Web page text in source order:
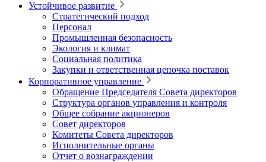
Устойчивое развитие
Стратегический подход
Персонал
Промышленная безопасность
Экология и климат
Социальная политика
Закупки и ответственная цепочка поставок
Корпоративное управление
Обращение Председателя Совета директоров
Структура органов управления и контроля
Общее собрание акционеров
Совет директоров
Комитеты Совета директоров
Исполнительные органы
Отчет о вознаграждении